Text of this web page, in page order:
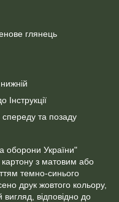
глянець
Інструкції
спереду та позаду
оборони України"
картону з матовим або
темно-синього
друк жовтого кольору,
відповідно до